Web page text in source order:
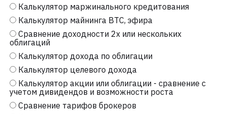
Калькулятор маржинального кредитования
Калькулятор майнинга BTC, эфира
Сравнение доходности 2х или нескольких
облигаций
Калькулятор дохода по облигации
Калькулятор целевого дохода
Калькулятор акции или облигации - сравнение с
учетом дивидендов и возможности роста
Сравнение тарифов брокеров